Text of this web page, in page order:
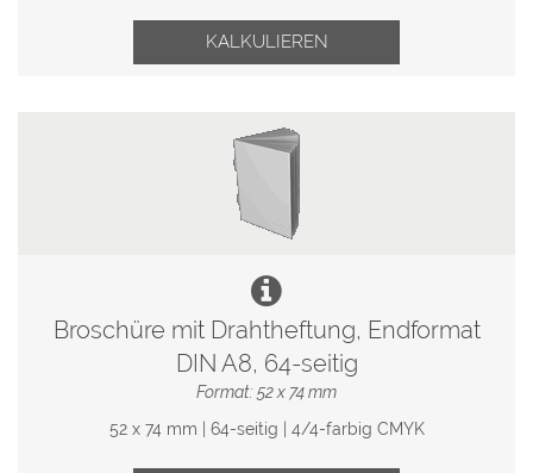
KALKULIEREN
Broschüre mit Drahtheftung, Endformat
DIN A8, 64-seitig
Format: 52 x 74 mm
52 x 74 mm | 64-seitig | 4/4-farbig CMYK